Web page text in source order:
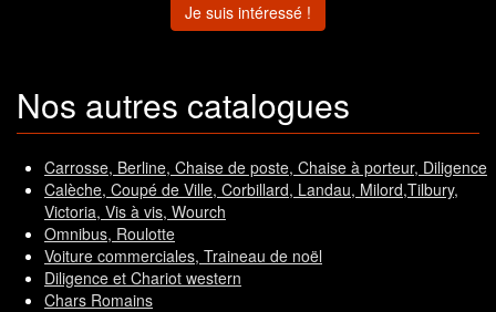
Je suis intéressé !
Nos autres catalogues
Carrosse, Berline, Chaise de poste, Chaise à porteur, Diligence
Calèche, Coupé de Ville, Corbillard, Landau, Milord,Tilbury,
Victoria, Vis à vis, Wourch
Omnibus, Roulotte
Voiture commerciales, Traineau de noël
Diligence et Chariot western
Chars Romains